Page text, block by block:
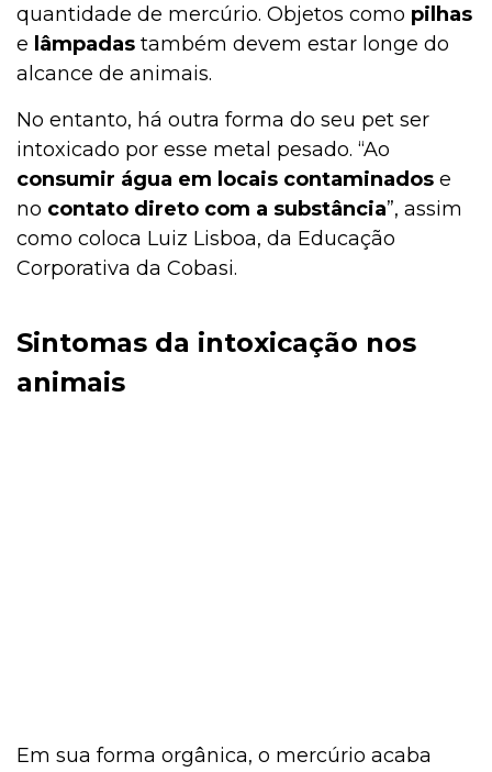
quantidade de mercúrio. Objetos como pilhas
e lâmpadas também devem estar longe do
alcance de animais.
No entanto, há outra forma do seu pet ser
intoxicado por esse metal pesado. “Ao
consumir água em locais contaminados e
no contato direto com a substância”, assim
como coloca Luiz Lisboa, da Educação
Corporativa da Cobasi.
Sintomas da intoxicação nos
animais
Em sua forma orgânica, o mercúrio acaba